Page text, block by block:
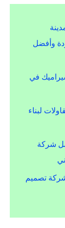
وأفضل
في
لبناء
شركة
تصميم